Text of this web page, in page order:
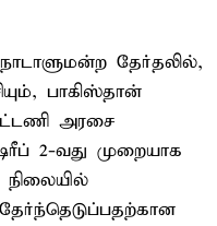
தேர்தலில்,
பாகிஸ்தான்
அரசை
2-வது முறையாக
நிலையில்